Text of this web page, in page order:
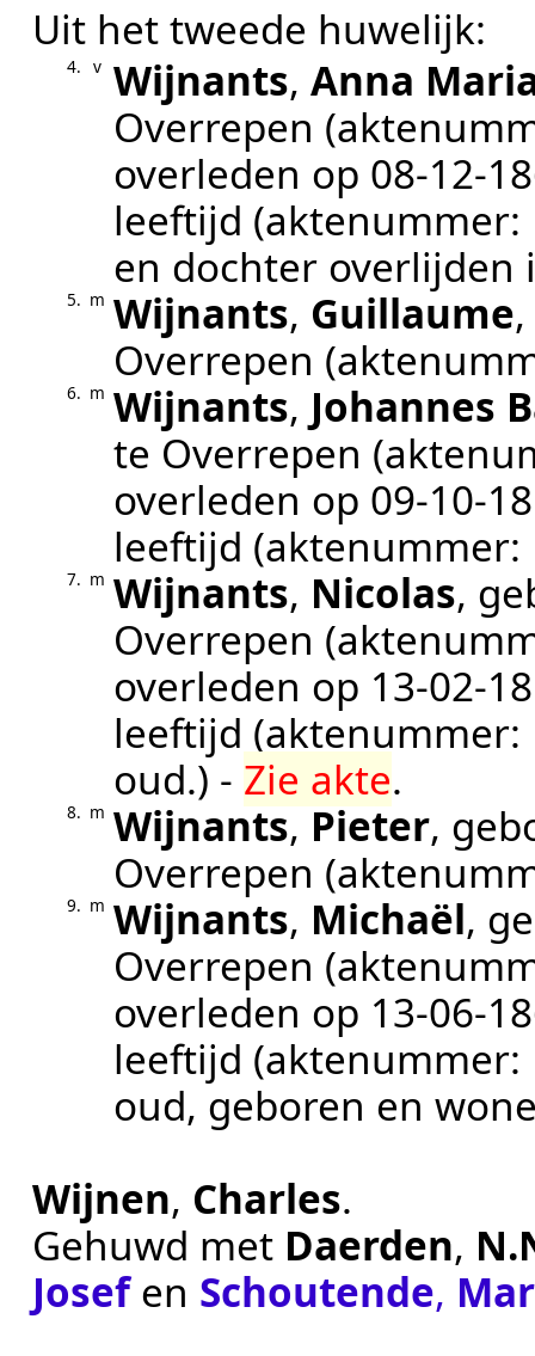
Uit het tweede huwelijk:
4. v Wijnants,Anna
Overrepen
overleden op
leeftijd (aktenummer:
en dochter overlijden
5. m Wijnants, Guillaume
Overrepen
6. m Wijnants, Johannes
te Overrepen
overleden op
leeftijd (aktenummer:
7. m Wijnants, Nicolas,
Overrepen
overleden op
leeftijd (aktenummer:
oud.) - Zie akte.
8. m Wijnants, Pieter,
Overrepen
9. m Wijnants, Michaël,
Overrepen
overleden op
leeftijd (aktenummer:
oud, geboren en
Wijnen, Charles.
Gehuwd met Daerden,
Josefen Schoutende,